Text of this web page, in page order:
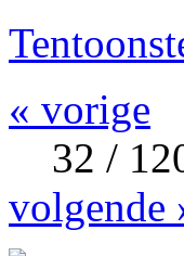
« vorige
32 /
volgende